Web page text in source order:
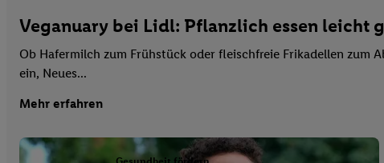
Veganuary bei Lidl: Pflanzlich essen leicht
Ob Hafermilch zum Frühstück oder fleischfreie Frikadellen zum
ein, Neues...
Mehr erfahren